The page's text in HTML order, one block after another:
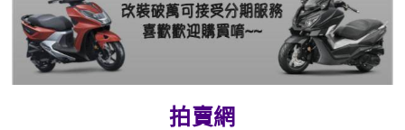
拍賣網